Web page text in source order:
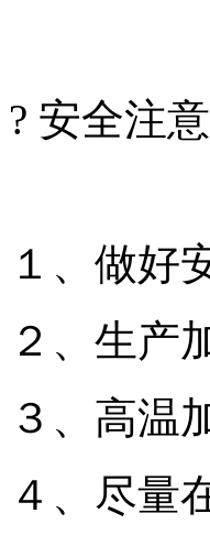
? 安全注
１、做好
２、生产
３、高温
４、尽量